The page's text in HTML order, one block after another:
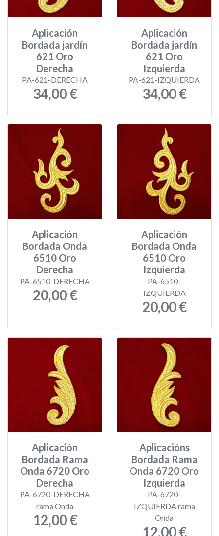
Aplicación
Bordada jardín
621 Oro
Derecha
PA-621-DERECHA
34,00 €
Aplicación
Bordada jardín
621 Oro
Izquierda
PA-621-IZQUIERDA
34,00 €
Aplicación
Bordada Onda
6510 Oro
Derecha
PA-6510-DERECHA
20,00 €
Aplicación
Bordada Onda
6510 Oro
Izquierda
PA-6510-
IZQUIERDA
20,00 €
Aplicación
Bordada Rama
Onda 6720 Oro
Derecha
PA-6720-DERECHA
rama Onda
12,00 €
Aplicacións
Bordada Rama
Onda 6720 Oro
Izquierda
PA-6720-
IZQUIERDA rama
Onda
12,00 €